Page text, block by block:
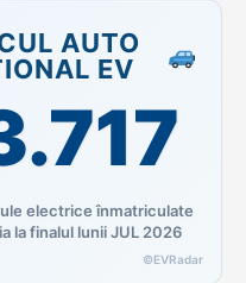
AUTO
EV
electrice înmatriculate
la finalul lunii JUL 2026
©EVRadar